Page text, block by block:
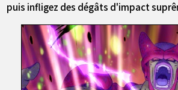
puis infligez des dégâts d'impact